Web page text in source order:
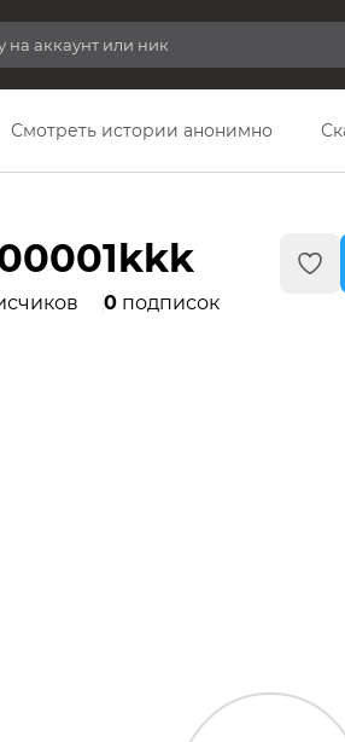
Смотреть истории анонимно
0 подписок